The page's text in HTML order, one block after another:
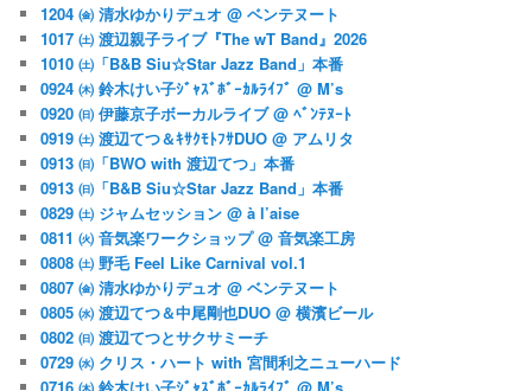
1204 ㈮ 清水ゆかりデュオ @ ベンテヌート
1017 ㈯ 渡辺親子ライブ『The wT Band』2026
1010 ㈯「B&B Siu☆Star Jazz Band」本番
0924 ㈭ 鈴木けい子ｼﾞｬｽﾞﾎﾞｰｶﾙﾗｲﾌﾞ @ M’s
0920 ㈰ 伊藤京子ボーカルライブ @ ﾍﾞﾝﾃﾇｰﾄ
0919 ㈯ 渡辺てつ＆ｷｻｸﾓﾄﾌｻDUO @ アムリタ
0913 ㈰「BWO with 渡辺てつ」本番
0913 ㈰「B&B Siu☆Star Jazz Band」本番
0829 ㈯ ジャムセッション @ à l’aise
0811 ㈫ 音気楽ワークショップ @ 音気楽工房
0808 ㈯ 野毛 Feel Like Carnival vol.1
0807 ㈮ 清水ゆかりデュオ @ ベンテヌート
0805 ㈬ 渡辺てつ＆中尾剛也DUO @ 横濱ビール
0802 ㈰ 渡辺てつとサクサミーチ
0729 ㈬ クリス・ハート with 宮間利之ニューハード
0716 ㈭ 鈴木けい子ｼﾞｬｽﾞﾎﾞｰｶﾙﾗｲﾌﾞ @ M’s